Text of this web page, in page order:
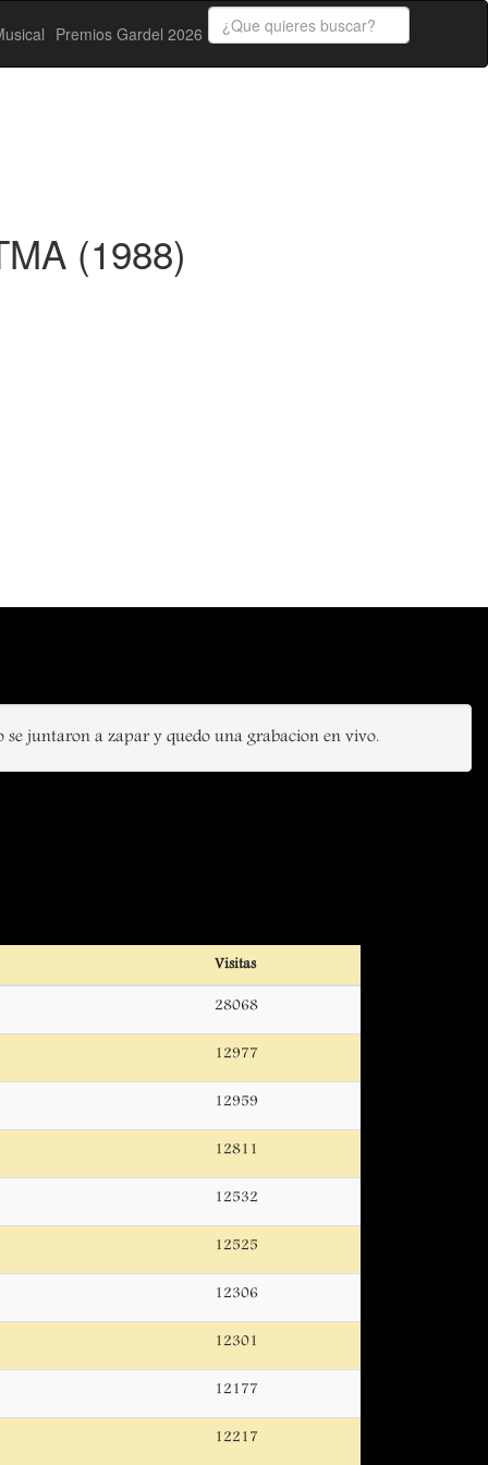
Premios Gardel 2026
(1988)
se juntaron a zapar y quedo una grabacion en vivo.
Visitas
28068
12977
12959
12811
12532
12525
12306
12301
12177
12217